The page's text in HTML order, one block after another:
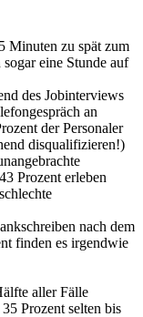
Minuten zu spät zum
eine Stunde auf
des Jobinterviews
an
der Personaler
disqualifizieren!)
Prozent erleben
nach dem
finden es irgendwie
aller Fälle
Prozent selten bis